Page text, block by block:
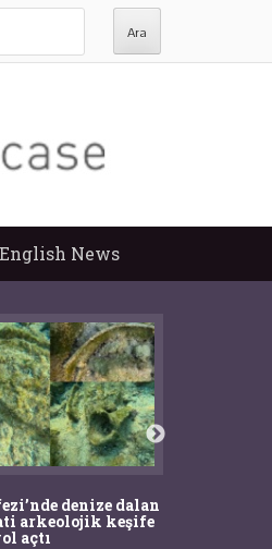
English News
denize dalan
arkeolojik keşife
açtı